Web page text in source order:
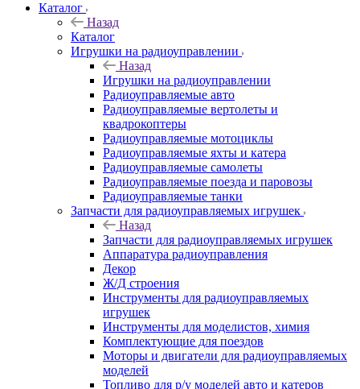
Каталог
Назад
Каталог
Игрушки на радиоуправлении
Назад
Игрушки на радиоуправлении
Радиоуправляемые авто
Радиоуправляемые вертолеты и
квадрокоптеры
Радиоуправляемые мотоциклы
Радиоуправляемые яхты и катера
Радиоуправляемые самолеты
Радиоуправляемые поезда и паровозы
Радиоуправляемые танки
Запчасти для радиоуправляемых игрушек
Назад
Запчасти для радиоуправляемых игрушек
Аппаратура радиоуправления
Декор
Ж/Д строения
Инструменты для радиоуправляемых
игрушек
Инструменты для моделистов, химия
Комплектующие для поездов
Моторы и двигатели для радиоуправляемых
моделей
Топливо для р/у моделей авто и катеров